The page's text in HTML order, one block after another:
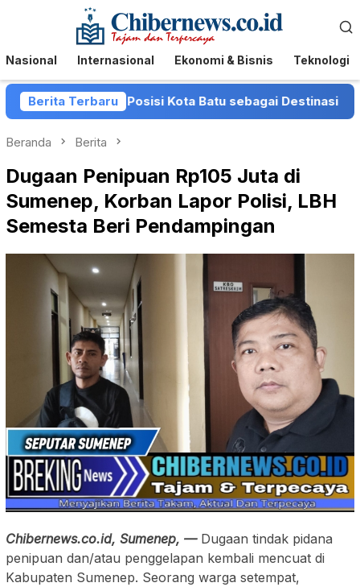
Menu
Mobile
Nasional Internasional Ekonomi & Bisnis Teknologi
Berita Terbaru
Perkuat Posisi Kota Batu sebagai Destinasi Festival
Beranda Berita
Dugaan Penipuan Rp105 Juta di
Sumenep, Korban Lapor Polisi, LBH
Semesta Beri Pendampingan
Chibernews.co.id, Sumenep, —Dugaan tindak pidana
penipuan dan/atau penggelapan kembali mencuat di
Kabupaten Sumenep. Seorang warga setempat,